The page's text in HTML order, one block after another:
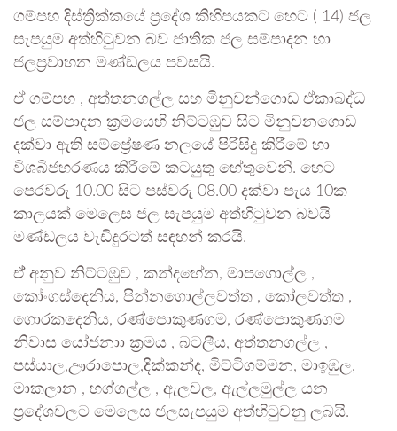
ගම්පහ දිස්ත්‍රික්කයේ ප්‍රදේශ කිහිපයකට හෙට ( 14) ජල
සැපයුම අත්හිටුවන බව ජාතික ජල සම්පාදන හා
ජලප්‍රවාහන මණ්ඩලය පවසයි.
ඒ ගම්පහ , අත්තනගල්ල සහ මිනුවන්ගොඩ ඒකාබද්ධ
ජල සම්පාදන ක්‍රමයෙහි නිට්ටඹුව සිට මිනුවනගොඩ
දක්වා ඇති සම්ප්‍රේෂණ නලයේ පිරිසිදු කිරීමේ හා
විශබීජහරණය කිරීමේ කටයුතු හේතුවෙනි. හෙට
පෙරවරු 10.00 සිට පස්වරු 08.00 දක්වා පැය 10ක
කාලයක් මෙලෙස ජල සැපයුම අත්හිටුවන බවයි
මණ්ඩලය වැඩිදුරටත් සඳහන් කරයි.
ඒ් අනුව නිට්ටඹුව , කන්දහේන, මාපගොල්ල ,
කෝංගස්දෙනිය, පින්නගොල්ලවත්ත , කෝලවත්ත ,
ගොරකදෙනිය, රණ්පොකුණගම, රණ්පොකුණගම
නිවාස යෝජනාා ක්‍රමය , බටලීය, අත්තනගල්ල ,
පස්යාල,ඌරාපොල,දික්කන්ද, මිට්ටිගම්මන, මාඉඹුල,
මාකලාන , හග්ගල්ල , ඇලවල, ඇල්ලමුල්ල යන
ප්‍රදේශවලට මෙලෙස ජලසැපයුම අත්හිටුවනු ලබයි.